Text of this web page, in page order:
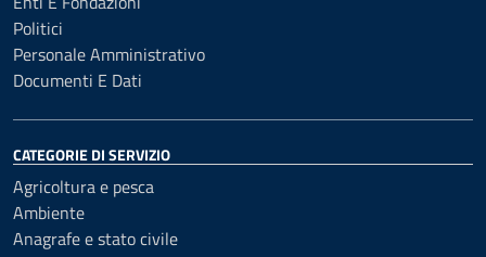
Politici
Personale Amministrativo
Documenti E Dati
CATEGORIE DI SERVIZIO
Agricoltura e pesca
Ambiente
Anagrafe e stato civile